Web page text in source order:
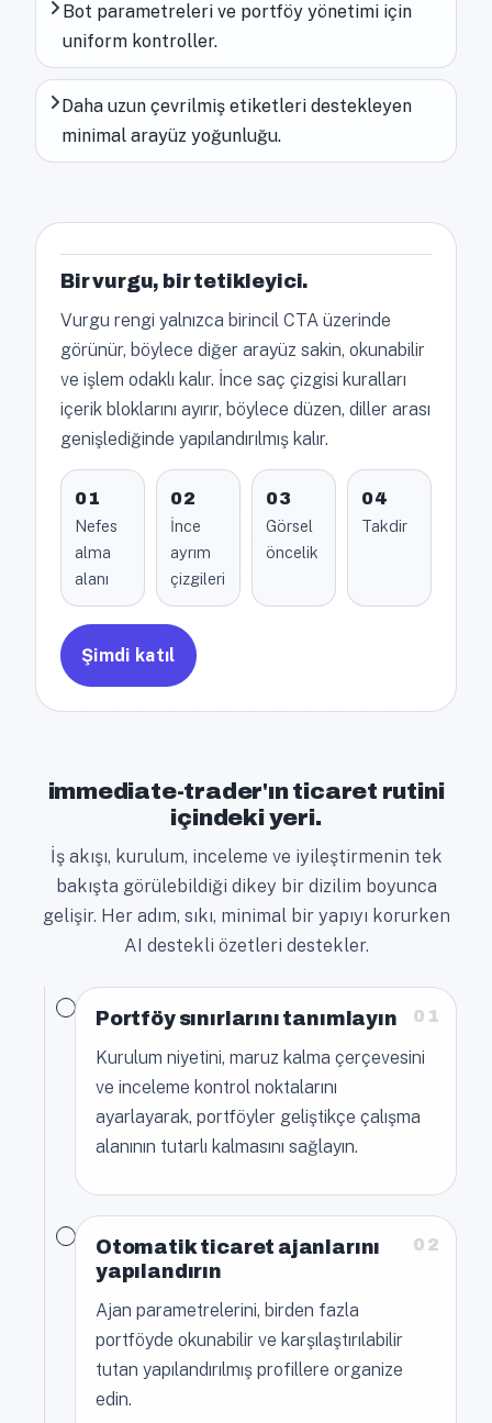
Bot parametreleri ve portföy yönetimi için
uniform kontroller.
Daha uzun çevrilmiş etiketleri destekleyen
minimal arayüz yoğunluğu.
Bir vurgu, bir tetikleyici.
Vurgu rengi yalnızca birincil CTA üzerinde
görünür, böylece diğer arayüz sakin, okunabilir
ve işlem odaklı kalır. İnce saç çizgisi kuralları
içerik bloklarını ayırır, böylece düzen, diller arası
genişlediğinde yapılandırılmış kalır.
01
Nefes
alma
alanı
02
İnce
ayrım
çizgileri
03
Görsel
öncelik
04
Takdir
Şimdi katıl
immediate-trader'ın ticaret rutini
içindeki yeri.
İş akışı, kurulum, inceleme ve iyileştirmenin tek
bakışta görülebildiği dikey bir dizilim boyunca
gelişir. Her adım, sıkı, minimal bir yapıyı korurken
AI destekli özetleri destekler.
01
Portföy sınırlarını tanımlayın
Kurulum niyetini, maruz kalma çerçevesini
ve inceleme kontrol noktalarını
ayarlayarak, portföyler geliştikçe çalışma
alanının tutarlı kalmasını sağlayın.
02
Otomatik ticaret ajanlarını
yapılandırın
Ajan parametrelerini, birden fazla
portföyde okunabilir ve karşılaştırılabilir
tutan yapılandırılmış profillere organize
edin.